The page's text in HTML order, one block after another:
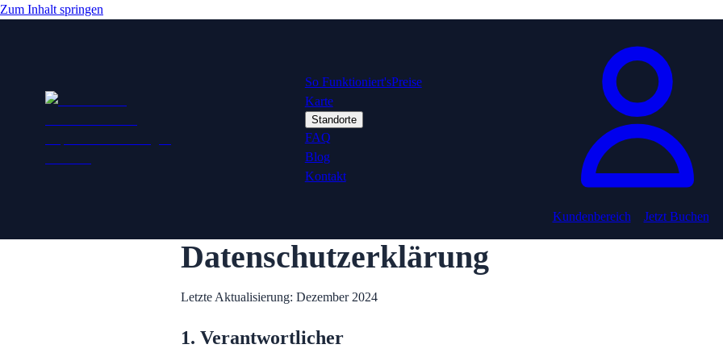
Zum Inhalt springen
So Funktioniert'sPreise
Karte
Standorte
FAQ
Blog
Kontakt
Kundenbereich Jetzt Buchen
Datenschutzerklärung
Letzte Aktualisierung: Dezember 2024
1. Verantwortlicher